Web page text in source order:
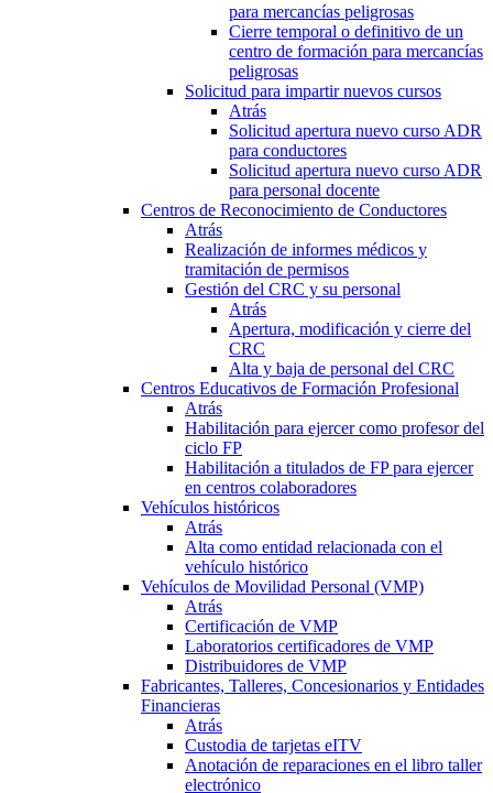
para mercancías peligrosas
Cierre temporal o definitivo de un
centro de formación para mercancías
peligrosas
Solicitud para impartir nuevos cursos
Atrás
Solicitud apertura nuevo curso ADR
para conductores
Solicitud apertura nuevo curso ADR
para personal docente
Centros de Reconocimiento de Conductores
Atrás
Realización de informes médicos y
tramitación de permisos
Gestión del CRC y su personal
Atrás
Apertura, modificación y cierre del
CRC
Alta y baja de personal del CRC
Centros Educativos de Formación Profesional
Atrás
Habilitación para ejercer como profesor del
ciclo FP
Habilitación a titulados de FP para ejercer
en centros colaboradores
Vehículos históricos
Atrás
Alta como entidad relacionada con el
vehículo histórico
Vehículos de Movilidad Personal (VMP)
Atrás
Certificación de VMP
Laboratorios certificadores de VMP
Distribuidores de VMP
Fabricantes, Talleres, Concesionarios y Entidades
Financieras
Atrás
Custodia de tarjetas eITV
Anotación de reparaciones en el libro taller
electrónico